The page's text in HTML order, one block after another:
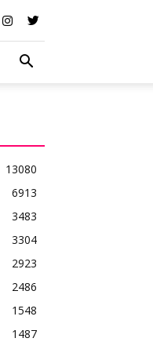
13080
6913
3483
3304
2923
2486
1548
1487